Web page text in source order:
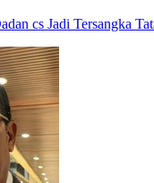
cs Jadi Tersangka